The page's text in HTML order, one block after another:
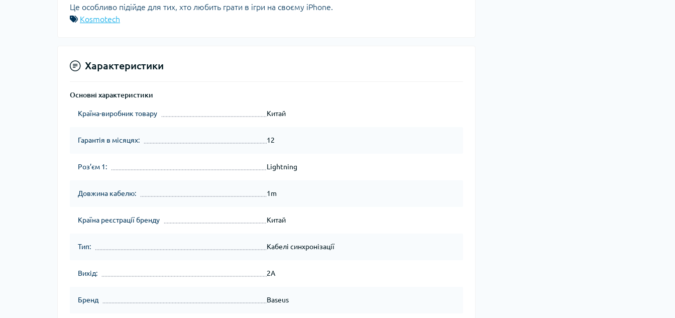
Це особливо підійде для тих, хто любить грати в ігри на своєму iPhone.
Kosmotech
Характеристики
Основні характеристики
Країна-виробник товару Китай
Гарантія в місяцях: 12
Роз’єм 1: Lightning
Довжина кабелю: 1m
Країна реєстрації бренду Китай
Тип: Кабелі синхронізації
Вихід: 2A
Бренд Baseus